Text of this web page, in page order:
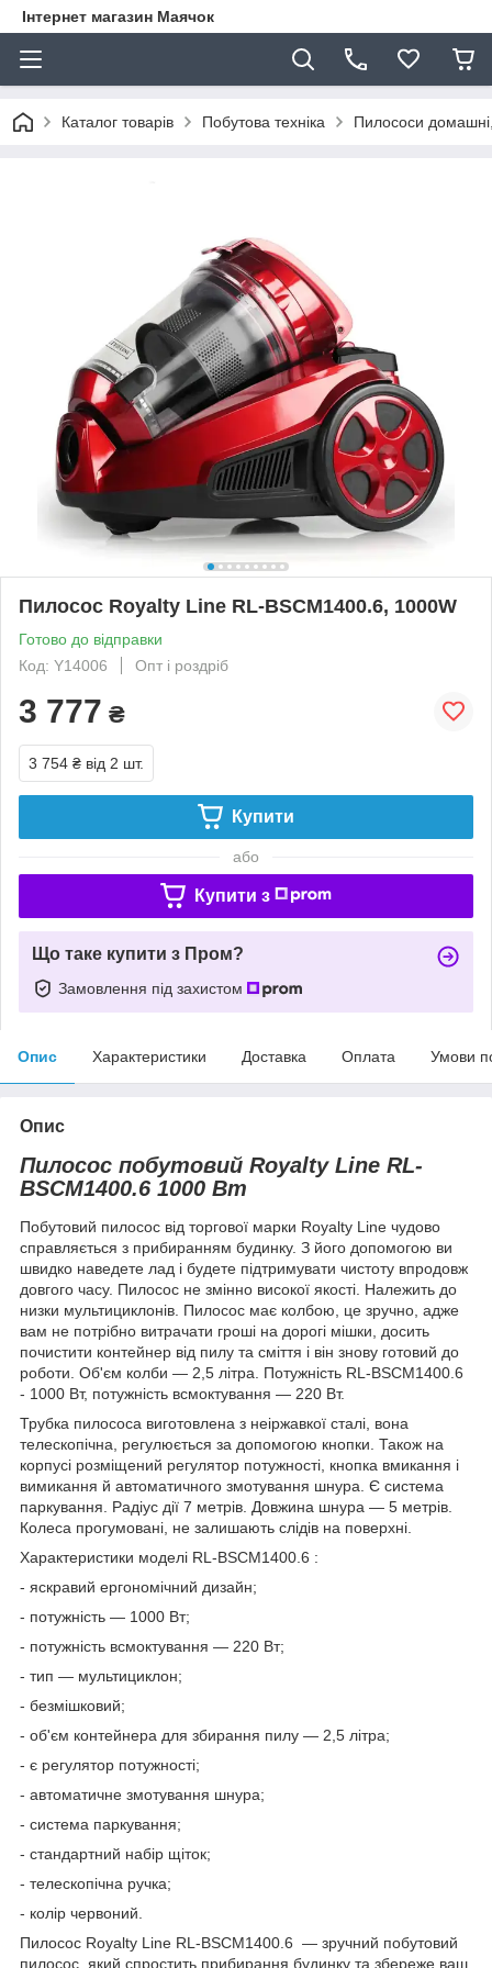
Інтернет магазин Маячок
Каталог товарів Побутова техніка Пилососи домашні,
Пилосос Royalty Line RL-BSCM1400.6, 1000W
Готово до відправки
Код: Y14006
Опт і роздріб
3 777 ₴
3 754 ₴ від 2 шт.
Купити
або
Купити з
Що таке купити з Пром?
Замовлення під захистом
Опис Характеристики Доставка Оплата Умови
Опис
Пилосос побутовий Royalty Line RL-
BSCM1400.6 1000 Вт
Побутовий пилосос від торгової марки Royalty Line чудово
справляється з прибиранням будинку. З його допомогою ви
швидко наведете лад і будете підтримувати чистоту впродовж
довгого часу. Пилосос не змінно високої якості. Належить до
низки мультициклонів. Пилосос має колбою, це зручно, адже
вам не потрібно витрачати гроші на дорогі мішки, досить
почистити контейнер від пилу та сміття і він знову готовий до
роботи. Об'єм колби — 2,5 літра. Потужність RL-BSCM1400.6
- 1000 Вт, потужність всмоктування — 220 Вт.
Трубка пилососа виготовлена з неіржавкої сталі, вона
телескопічна, регулюється за допомогою кнопки. Також на
корпусі розміщений регулятор потужності, кнопка вмикання і
вимикання й автоматичного змотування шнура. Є система
паркування. Радіус дії 7 метрів. Довжина шнура — 5 метрів.
Колеса прогумовані, не залишають слідів на поверхні.
Характеристики моделі RL-BSCM1400.6 :
- яскравий ергономічний дизайн;
- потужність — 1000 Вт;
- потужність всмоктування — 220 Вт;
- тип — мультициклон;
- безмішковий;
- об'єм контейнера для збирання пилу — 2,5 літра;
- є регулятор потужності;
- автоматичне змотування шнура;
- система паркування;
- стандартний набір щіток;
- телескопічна ручка;
- колір червоний.
Пилосос Royalty Line RL-BSCM1400.6 — зручний побутовий
пилосос, який спростить прибирання будинку та збереже ваш